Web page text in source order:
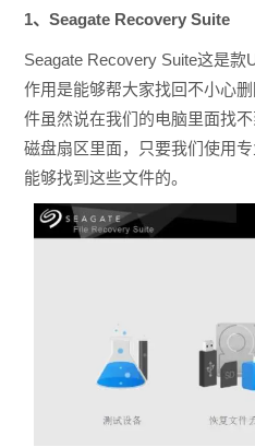
1、Seagate Recovery Suite
Seagate Recovery Suite这是
作用是能够帮大家找回不小心
件虽然说在我们的电脑里面找
磁盘扇区里面，只要我们使用
能够找到这些文件的。